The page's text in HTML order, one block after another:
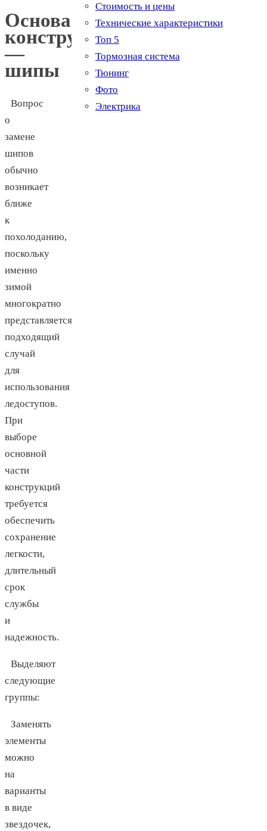
Основа
конструкции
—
шипы
Вопрос
о
замене
шипов
обычно
возникает
ближе
к
похолоданию,
поскольку
именно
зимой
многократно
представляется
подходящий
случай
для
использования
ледоступов.
При
выборе
основной
части
конструкций
требуется
обеспечить
сохранение
легкости,
длительный
срок
службы
и
надежность.
Выделяют
следующие
группы:
Заменять
элементы
можно
на
варианты
в виде
звездочек,
Стоимость и цены
Технические характеристики
Топ 5
Тормозная система
Тюнинг
Фото
Электрика